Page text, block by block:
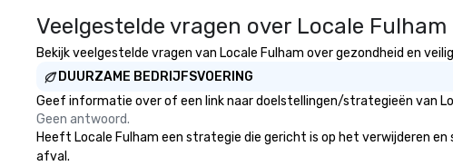
Veelgestelde vragen over Locale Fulham
Bekijk veelgestelde vragen van Locale Fulham over gezondheid en
DUURZAME BEDRIJFSVOERING
Geef informatie over of een link naar doelstellingen/strategieën van
Geen antwoord.
Heeft Locale Fulham een strategie die gericht is op het verwijderen
afval.